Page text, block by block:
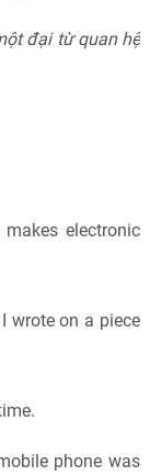
đại từ quan hệ
electronic
wrote on a piece
phone was